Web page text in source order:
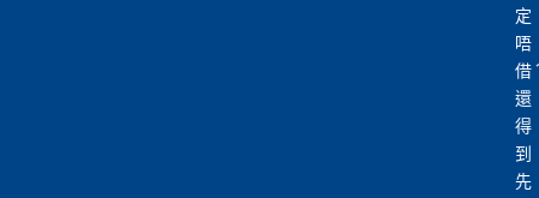
定
唔
借
還
得
到
先